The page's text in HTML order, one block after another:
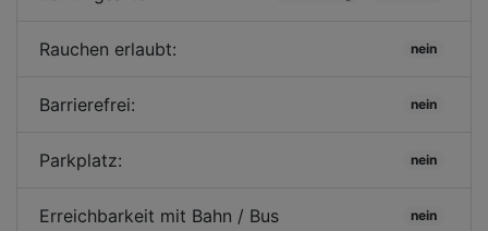
Rauchen erlaubt: nein
Barrierefrei: nein
Parkplatz: nein
Erreichbarkeit mit Bahn / Bus nein